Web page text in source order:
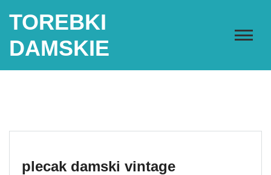
TOREBKI
DAMSKIE
plecak damski vintage